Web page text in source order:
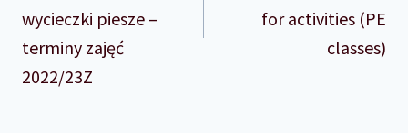
wycieczki piesze –
terminy zajęć
2022/23Z
for activities (PE
classes)